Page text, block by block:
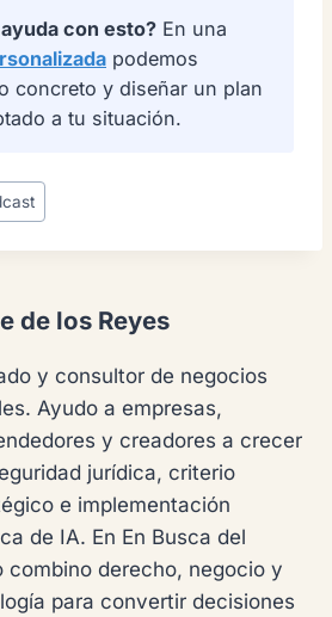
con esto? En una
podemos
concreto y diseñar un plan
a tu situación.
de los Reyes
y consultor de negocios
Ayudo a empresas,
y creadores a crecer
jurídica, criterio
e implementación
de IA. En En Busca del
combino derecho, negocio y
para convertir decisiones